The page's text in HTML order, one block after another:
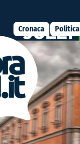
Cronaca Politica